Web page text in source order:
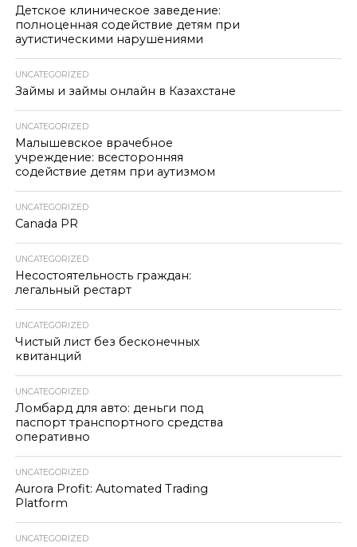
Детское клиническое заведение:
полноценная содействие детям при
аутистическими нарушениями
UNCATEGORIZED
Займы и займы онлайн в Казахстане
UNCATEGORIZED
Малышевское врачебное
учреждение: всесторонняя
содействие детям при аутизмом
UNCATEGORIZED
Canada PR
UNCATEGORIZED
Несостоятельность граждан:
легальный рестарт
UNCATEGORIZED
Чистый лист без бесконечных
квитанций
UNCATEGORIZED
Ломбард для авто: деньги под
паспорт транспортного средства
оперативно
UNCATEGORIZED
Aurora Profit: Automated Trading
Platform
UNCATEGORIZED